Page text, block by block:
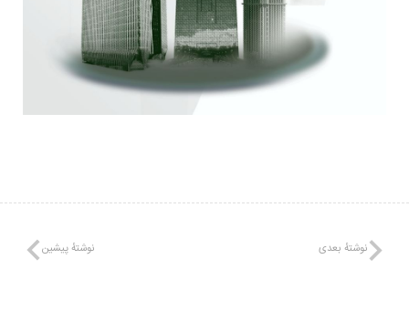
نوشتهٔ پیشین نوشتهٔ بعدی